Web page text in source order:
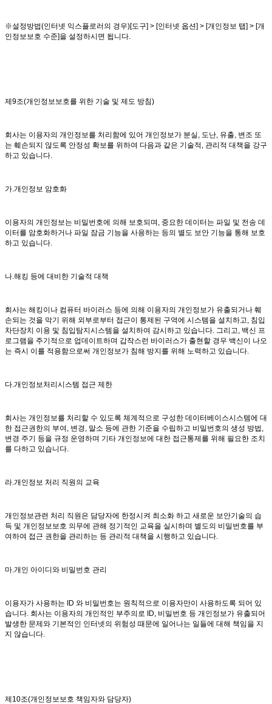
※설정방법(인터넷 익스플로러의 경우)[도구] > [인터넷 옵션] > [개인정보 탭] > [개
인정보보호 수준]을 설정하시면 됩니다.
제9조(개인정보보호를 위한 기술 및 제도 방침)
회사는 이용자의 개인정보를 처리함에 있어 개인정보가 분실, 도난, 유출, 변조 또
는 훼손되지 않도록 안정성 확보를 위하여 다음과 같은 기술적, 관리적 대책을 강구
하고 있습니다.
가.개인정보 암호화
이용자의 개인정보는 비밀번호에 의해 보호되며, 중요한 데이터는 파일 및 전송 데
이터를 암호화하거나 파일 잠금 기능을 사용하는 등의 별도 보안 기능을 통해 보호
하고 있습니다.
나.해킹 등에 대비한 기술적 대책
회사는 해킹이나 컴퓨터 바이러스 등에 의해 이용자의 개인정보가 유출되거나 훼
손되는 것을 막기 위해 외부로부터 접근이 통제된 구역에 시스템을 설치하고, 침입
차단장치 이용 및 침입탐지시스템을 설치하여 감시하고 있습니다. 그리고, 백신 프
로그램을 주기적으로 업데이트하며 갑작스런 바이러스가 출현할 경우 백신이 나오
는 즉시 이를 적용함으로써 개인정보가 침해 방지를 위해 노력하고 있습니다.
다.개인정보처리시스템 접근 제한
회사는 개인정보를 처리할 수 있도록 체계적으로 구성한 데이터베이스시스템에 대
한 접근권한의 부여, 변경, 말소 등에 관한 기준을 수립하고 비밀번호의 생성 방법,
변경 주기 등을 규정 운영하며 기타 개인정보에 대한 접근통제를 위해 필요한 조치
를 다하고 있습니다.
라.개인정보 처리 직원의 교육
개인정보관련 처리 직원은 담당자에 한정시켜 최소화 하고 새로운 보안기술의 습
득 및 개인정보보호 의무에 관해 정기적인 교육을 실시하며 별도의 비밀번호를 부
여하여 접근 권한을 관리하는 등 관리적 대책을 시행하고 있습니다.
마.개인 아이디와 비밀번호 관리
이용자가 사용하는 ID 와 비밀번호는 원칙적으로 이용자만이 사용하도록 되어 있
습니다. 회사는 이용자의 개인적인 부주의로 ID, 비밀번호 등 개인정보가 유출되어
발생한 문제와 기본적인 인터넷의 위험성 때문에 일어나는 일들에 대해 책임을 지
지 않습니다.
제10조(개인정보보호 책임자와 담당자)